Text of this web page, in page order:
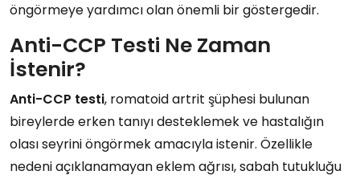
öngörmeye yardımcı olan önemli bir göstergedir.
Anti-CCP Testi Ne Zaman
İstenir?
Anti-CCP testi, romatoid artrit şüphesi bulunan
bireylerde erken tanıyı desteklemek ve hastalığın
olası seyrini öngörmek amacıyla istenir. Özellikle
nedeni açıklanamayan eklem ağrısı, sabah tutukluğu